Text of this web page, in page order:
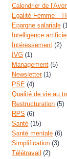
Calendrier de
Egalité Femme –
Epargne salariale
Intelligence
Intéressement (2)
IVG (1)
Management (5)
Newsletter(1)
PSE (4)
Qualité de vie au
Restructuration (5)
RPS (6)
Santé (15)
Santé mentale (6)
Simplification (3)
Télétravail (2)